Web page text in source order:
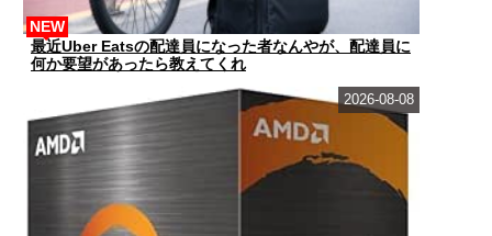
最近Uber Eatsの配達員になった者なんやが、配達員に
何か要望があったら教えてくれ
NEW
2026-08-08